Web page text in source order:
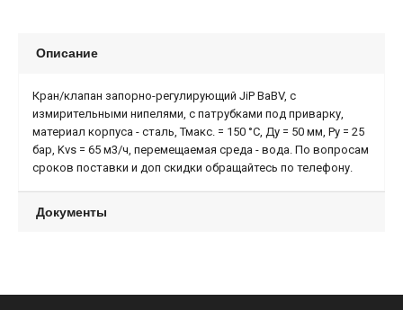
Описание
Кран/клапан запорно-регулирующий JiP BaBV, с
измирительными нипелями, c патрубками под приварку,
материал корпуса - сталь, Тмакс. = 150 °С, Ду = 50 мм, Ру = 25
бар, Kvs = 65 м3/ч, перемещаемая среда - вода. По вопросам
сроков поставки и доп скидки обращайтесь по телефону.
Документы